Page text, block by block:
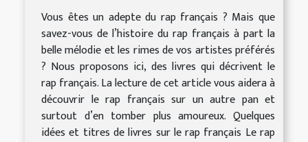
Vous êtes un adepte du rap français ? Mais que
savez-vous de l’histoire du rap français à part la
belle mélodie et les rimes de vos artistes préférés
? Nous proposons ici, des livres qui décrivent le
rap français. La lecture de cet article vous aidera à
découvrir le rap français sur un autre pan et
surtout d’en tomber plus amoureux. Quelques
idées et titres de livres sur le rap français Le rap